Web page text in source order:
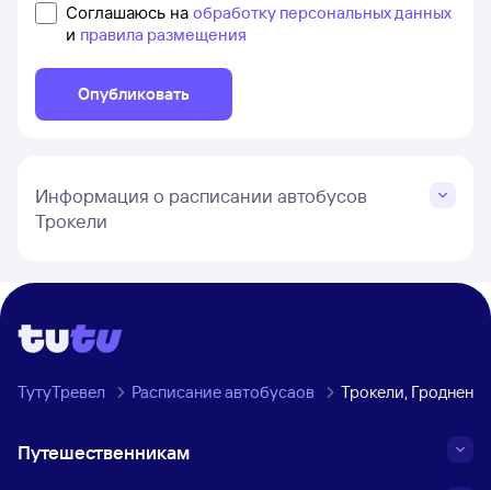
Соглашаюсь на обработку персональных данных
и правила размещения
Опубликовать
Информация о расписании автобусов
Трокели
ТутуТревел Расписание автобусаов Трокели,
Путешественникам